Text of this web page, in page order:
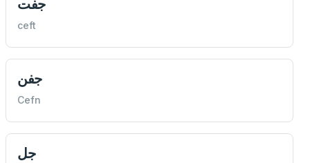
جفت
ceft
جفن
Cefn
جل